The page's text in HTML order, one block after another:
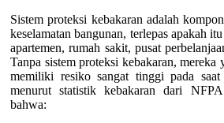
Sistem proteksi kebakaran adalah
keselamatan bangunan, terlepas apakah
apartemen, rumah sakit, pusat
Tanpa sistem proteksi kebakaran, mereka
memiliki resiko sangat tinggi pada saat
menurut statistik kebakaran dari
bahwa: